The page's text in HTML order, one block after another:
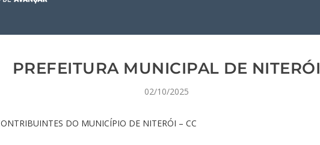
PREFEITURA MUNICIPAL DE NITERÓI
02/10/2025
DO MUNICÍPIO DE NITERÓI – CC